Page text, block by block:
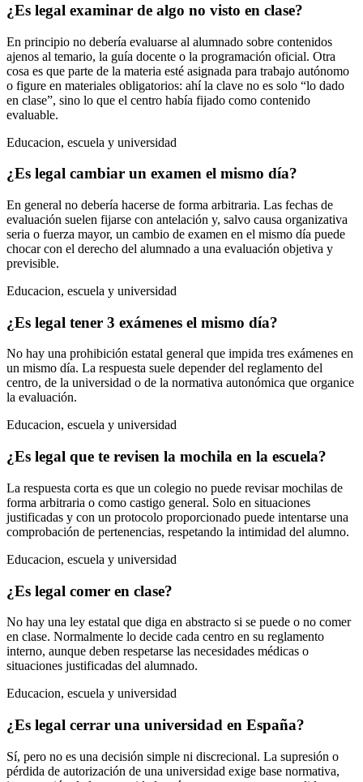
¿Es legal examinar de algo no visto en clase?
En principio no debería evaluarse al alumnado sobre contenidos
ajenos al temario, la guía docente o la programación oficial. Otra
cosa es que parte de la materia esté asignada para trabajo autónomo
o figure en materiales obligatorios: ahí la clave no es solo “lo dado
en clase”, sino lo que el centro había fijado como contenido
evaluable.
Educacion, escuela y universidad
¿Es legal cambiar un examen el mismo día?
En general no debería hacerse de forma arbitraria. Las fechas de
evaluación suelen fijarse con antelación y, salvo causa organizativa
seria o fuerza mayor, un cambio de examen en el mismo día puede
chocar con el derecho del alumnado a una evaluación objetiva y
previsible.
Educacion, escuela y universidad
¿Es legal tener 3 exámenes el mismo día?
No hay una prohibición estatal general que impida tres exámenes en
un mismo día. La respuesta suele depender del reglamento del
centro, de la universidad o de la normativa autonómica que organice
la evaluación.
Educacion, escuela y universidad
¿Es legal que te revisen la mochila en la escuela?
La respuesta corta es que un colegio no puede revisar mochilas de
forma arbitraria o como castigo general. Solo en situaciones
justificadas y con un protocolo proporcionado puede intentarse una
comprobación de pertenencias, respetando la intimidad del alumno.
Educacion, escuela y universidad
¿Es legal comer en clase?
No hay una ley estatal que diga en abstracto si se puede o no comer
en clase. Normalmente lo decide cada centro en su reglamento
interno, aunque deben respetarse las necesidades médicas o
situaciones justificadas del alumnado.
Educacion, escuela y universidad
¿Es legal cerrar una universidad en España?
Sí, pero no es una decisión simple ni discrecional. La supresión o
pérdida de autorización de una universidad exige base normativa,